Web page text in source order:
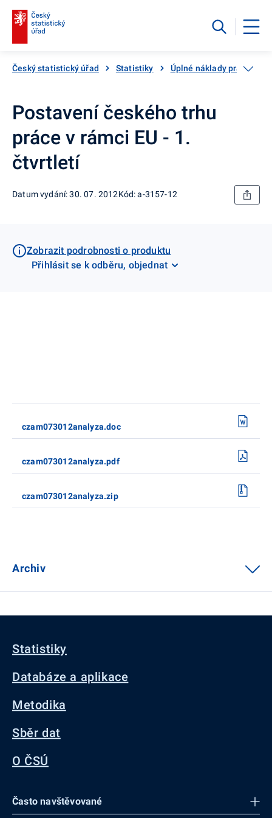
Český statistický úřad Statistiky Úplné náklady práce
Postavení českého trhu
práce v rámci EU - 1.
čtvrtletí
Datum vydání: 30. 07. 2012Kód: a-3157-12
Zobrazit podrobnosti o produktu
Přihlásit se k odběru, objednat
czam073012analyza.doc
czam073012analyza.pdf
czam073012analyza.zip
Archiv
Statistiky
Databáze a aplikace
Metodika
Sběr dat
O ČSÚ
Často navštěvované